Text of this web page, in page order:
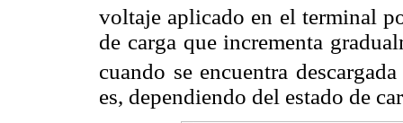
voltaje aplicado en el terminal
de carga que incrementa
cuando se encuentra
es, dependiendo del estado de